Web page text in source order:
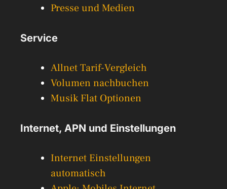
Presse und Medien
Service
Allnet Tarif-Vergleich
Volumen nachbuchen
Musik Flat Optionen
Internet, APN und Einstellungen
Internet Einstellungen
automatisch